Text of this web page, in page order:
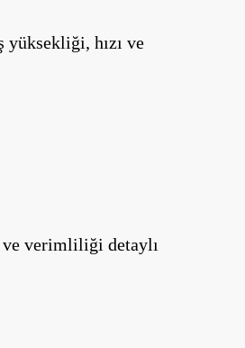
yüksekliği, hızı ve
verimliliği detaylı